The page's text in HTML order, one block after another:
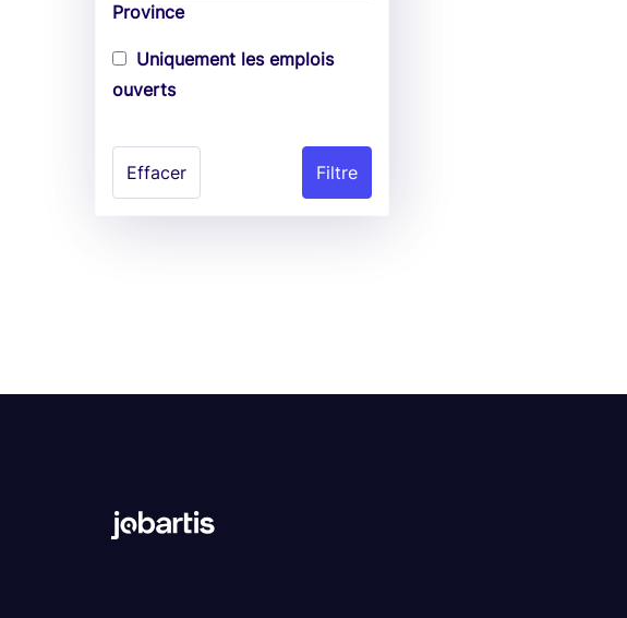
Province
Uniquement les emplois
ouverts
Effacer